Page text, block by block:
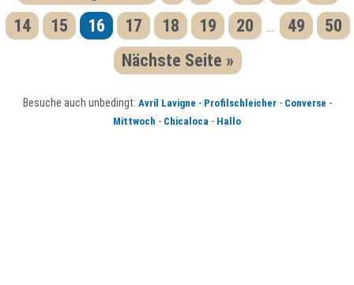
14
15 16 17 18 19 20 49
50
Nächste Seite »
Besuche auch unbedingt: Avril Lavigne - Profilschleicher- Converse -
Mittwoch - Chicaloca - Hallo